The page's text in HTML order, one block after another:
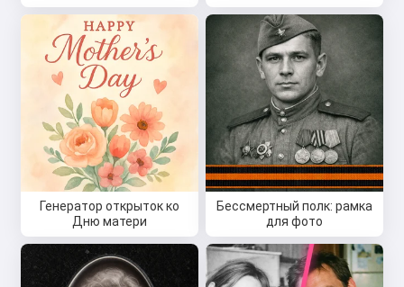
Генератор открыток ко
Дню матери
Бессмертный полк: рамка
для фото